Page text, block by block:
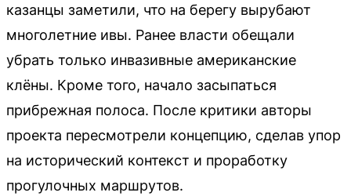
казанцы заметили, что на берегу вырубают
многолетние ивы. Ранее власти обещали
убрать только инвазивные американские
клёны. Кроме того, начало засыпаться
прибрежная полоса. После критики авторы
проекта пересмотрели концепцию, сделав упор
на исторический контекст и проработку
прогулочных маршрутов.